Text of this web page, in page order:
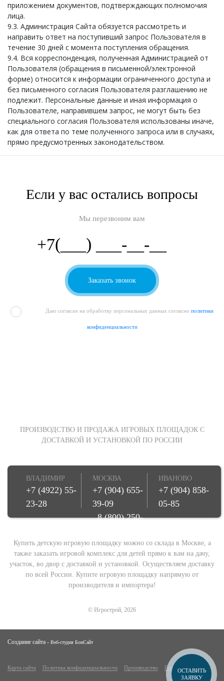
приложением документов, подтверждающих полномочия
лица.
9.3. Администрация Сайта обязуется рассмотреть и
направить ответ на поступивший запрос Пользователя в
течение 30 дней с момента поступления обращения.
9.4. Вся корреспонденция, полученная Администрацией от
Пользователя (обращения в письменной/электронной
форме) относится к информации ограниченного доступа и
без письменного согласия Пользователя разглашению не
подлежит. Персональные данные и иная информация о
Пользователе, направившем запрос, не могут быть без
специального согласия Пользователя использованы иначе,
как для ответа по теме полученного запроса или в случаях,
прямо предусмотренных законодательством.
Если у вас остались вопросы
Мы перезвоним вам
Даю согласие на обработку персональных данных согласно политики
конфиденциальности
ПРОИЗВОДСТВО И ПРОДАЖА ИГРОВЫХ ПЛОЩАДОК С
ДОСТАВКОЙ И УСТАНОВКОЙ ПО РОССИИ
ВЛАДИМИР
+7 (4922) 55-
23-28
МОСКВА
+7 (904) 655-
39-09
8 (800) 250-
ИВАНОВО
+7 (904) 858-
05-85
Купить детскую игровую площадку можно со склада в Москве, а
также заказать игровой комплекс для детей прямо к вам на дачу,
участок, во двор с доставкой и установкой. Осуществляем доставку
по всей России. Купите игровую площадку напрямую от
производителя и импортера!
© Игрострой, 2026
Создание сайта - Веб-студия БонСайт
Карта сайта Политика конфиденциальности Производство ГарантииОСТАВИТЬ
ЗАЯВКУ